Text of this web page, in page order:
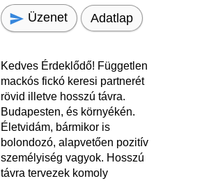
Üzenet Adatlap
Kedves Érdeklődő! Független
mackós fickó keresi partnerét
rövid illetve hosszú távra.
Budapesten, és környékén.
Életvidám, bármikor is
bolondozó, alapvetően pozitív
személyiség vagyok. Hosszú
távra tervezek komoly